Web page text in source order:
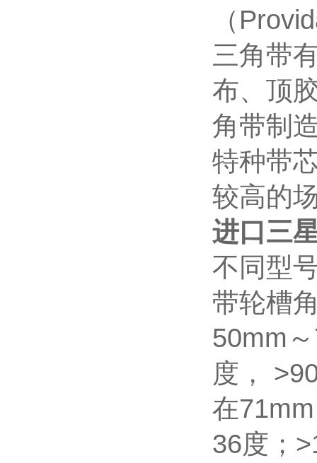
（
三角带
布、顶
角带制
特种带
较高的
进口三
不同型
带轮槽
50mm
度，
在
36度；